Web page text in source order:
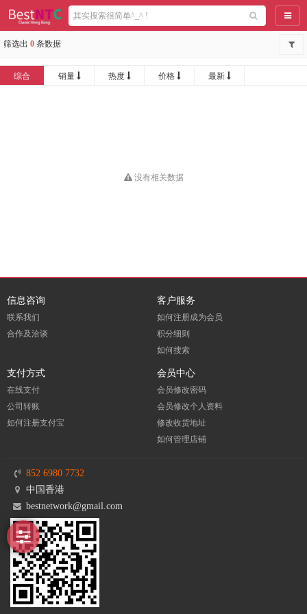
导航
筛选出 0 条数据
综合 销量 热度 价格 最新
没有相关数据
信息咨询
联系我们
合作及洽谈
客户服务
如何注册成为会员
积分细则
如何搜索
支付方式
在线支付
公司转账
如何注册支付宝
会员中心
会员修改密码
会员修改个人资料
修改收货地址
如何管理店铺
852 6980 7732
中国香港
bestnetwork@gmail.com